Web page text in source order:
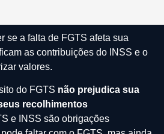
se a falta de FGTS afeta sua
as contribuições do INSS e o
valores.
do FGTS não prejudica sua
recolhimentos
e INSS são obrigações